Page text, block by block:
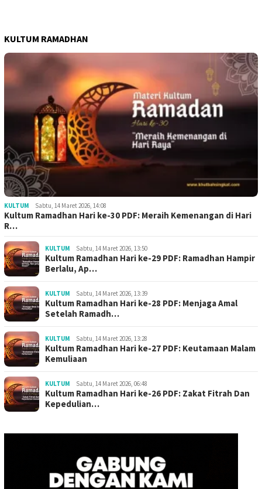
KULTUM RAMADHAN
KULTUM Sabtu, 14 Maret 2026, 14:08
Kultum Ramadhan Hari ke-30 PDF: Meraih Kemenangan di Hari
R…
KULTUM Sabtu, 14 Maret 2026, 13:50
Kultum Ramadhan Hari ke-29 PDF: Ramadhan Hampir
Berlalu, Ap…
KULTUM Sabtu, 14 Maret 2026, 13:39
Kultum Ramadhan Hari ke-28 PDF: Menjaga Amal
Setelah Ramadh…
KULTUM Sabtu, 14 Maret 2026, 13:28
Kultum Ramadhan Hari ke-27 PDF: Keutamaan Malam
Kemuliaan
KULTUM Sabtu, 14 Maret 2026, 06:48
Kultum Ramadhan Hari ke-26 PDF: Zakat Fitrah Dan
Kepedulian…